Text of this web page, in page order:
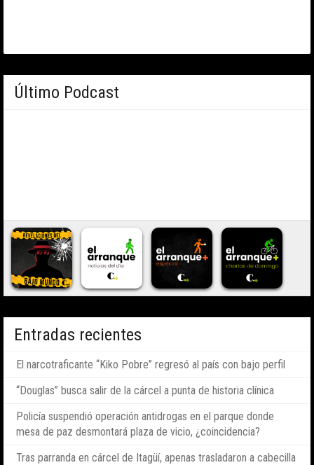
Último Podcast
Entradas recientes
El narcotraficante “Kiko Pobre” regresó al país con bajo perfil
“Douglas” busca salir de la cárcel a punta de historia clínica
Policía suspendió operación antidrogas en el parque donde
mesa de paz desmontará plaza de vicio, ¿coincidencia?
Tras parranda en cárcel de Itagüí, apenas trasladaron a cabecilla